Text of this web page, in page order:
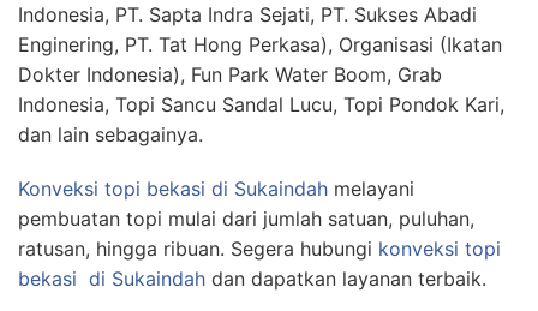
Indonesia, PT. Sapta Indra Sejati, PT. Sukses Abadi
Enginering, PT. Tat Hong Perkasa), Organisasi (Ikatan
Dokter Indonesia), Fun Park Water Boom, Grab
Indonesia, Topi Sancu Sandal Lucu, Topi Pondok Kari,
dan lain sebagainya.
Konveksi topi bekasi di Sukaindah melayani
pembuatan topi mulai dari jumlah satuan, puluhan,
ratusan, hingga ribuan. Segera hubungi konveksi topi
bekasi di Sukaindah dan dapatkan layanan terbaik.